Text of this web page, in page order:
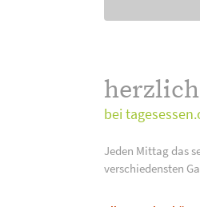
bei
Jeden Mittag das
verschiedensten